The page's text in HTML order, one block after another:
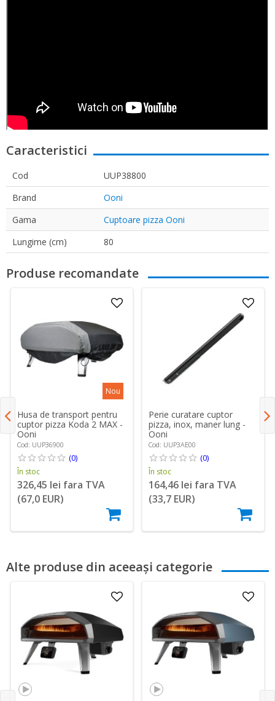
Caracteristici
Cod
UUP38800
Brand
Ooni
Gama
Cuptoare pizza Ooni
Lungime (cm)
80
Produse recomandate
Nou
Husa de transport pentru
cuptor pizza Koda 2 MAX -
Ooni
Cod: UUP36900
(0)
În stoc
326,45 lei fara TVA
(67,0 EUR)
Perie curatare cuptor
pizza, inox, maner lung -
Ooni
Cod: UUP3AE00
(0)
În stoc
164,46 lei fara TVA
(33,7 EUR)
Alte produse din aceeași categorie